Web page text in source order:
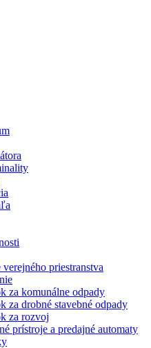
priestranstva
za komunálne odpady
za drobné stavebné odpady
za rozvoj
prístroje a predajné automaty